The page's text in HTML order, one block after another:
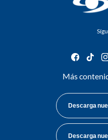
Más
Descarga
Descarga